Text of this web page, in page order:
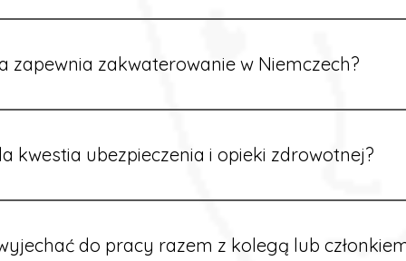
zapewnia zakwaterowanie w Niemczech?
dbają o zapewnienie miejsca noclegowego w
kwestia ubezpieczenia i opieki zdrowotnej?
otrzymuje ubezpieczenie zdrowotne zgodne z
do pracy razem z kolegą lub